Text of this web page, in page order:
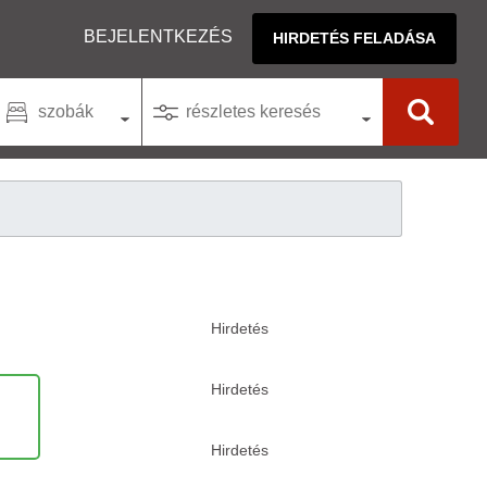
BEJELENTKEZÉS HIRDETÉS FELADÁSA
szobák részletes keresés